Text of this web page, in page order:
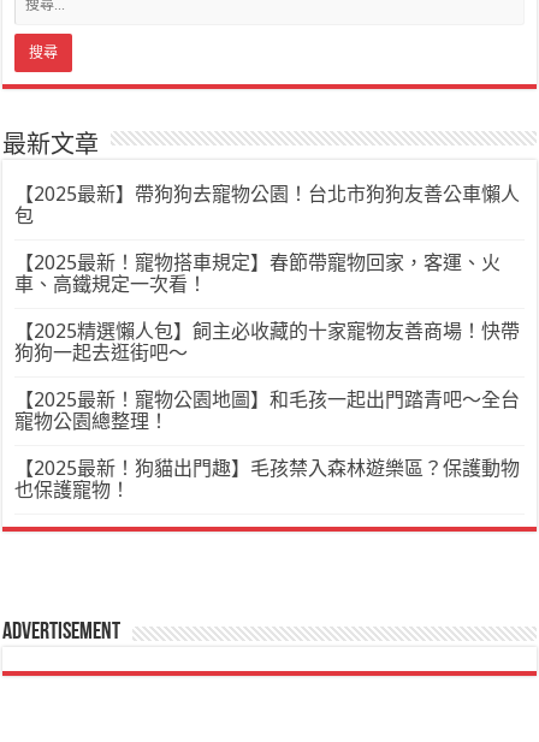
最新文章
【2025最新】帶狗狗去寵物公園！台北市狗狗友善公車懶人
包
【2025最新！寵物搭車規定】春節帶寵物回家，客運、火
車、高鐵規定一次看！
【2025精選懶人包】飼主必收藏的十家寵物友善商場！快帶
狗狗一起去逛街吧～
【2025最新！寵物公園地圖】和毛孩一起出門踏青吧～全台
寵物公園總整理！
【2025最新！狗貓出門趣】毛孩禁入森林遊樂區？保護動物
也保護寵物！
Advertisement